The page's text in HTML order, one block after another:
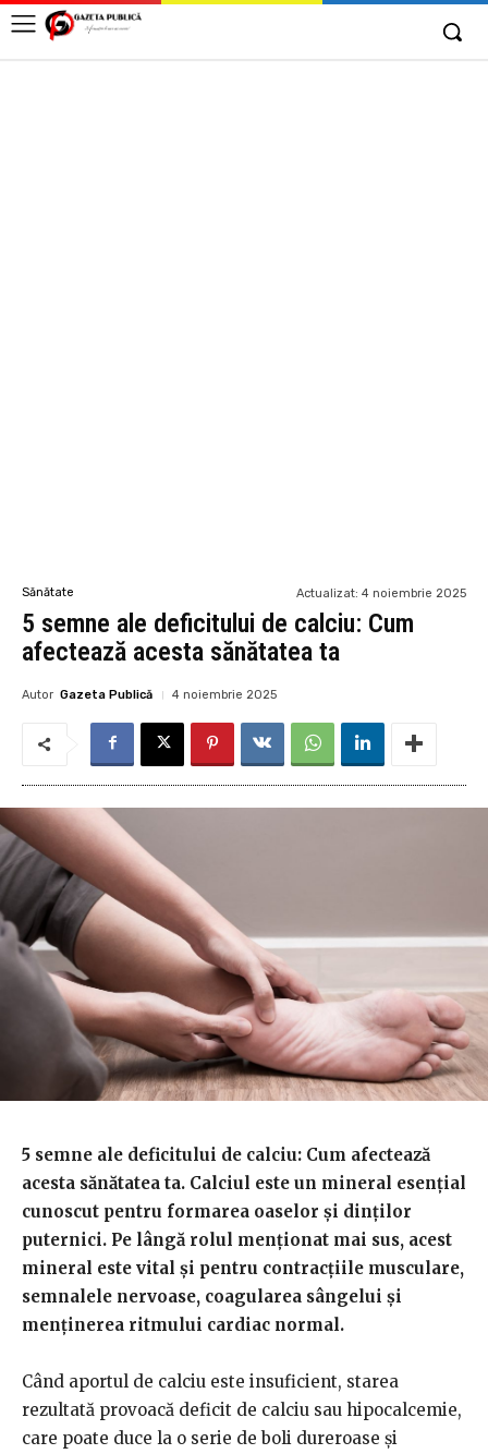
Sănătate Actualizat: 4 noiembrie 2025
5 semne ale deficitului de calciu: Cum
afectează acesta sănătatea ta
Autor Gazeta Publică 4 noiembrie 2025
5 semne ale deficitului de calciu: Cum afectează
acesta sănătatea ta. Calciul este un mineral esențial
cunoscut pentru formarea oaselor și dinților
puternici. Pe lângă rolul menționat mai sus, acest
mineral este vital și pentru contracțiile musculare,
semnalele nervoase, coagularea sângelui și
menținerea ritmului cardiac normal.
Când aportul de calciu este insuficient, starea
rezultată provoacă deficit de calciu sau hipocalcemie,
care poate duce la o serie de boli dureroase și